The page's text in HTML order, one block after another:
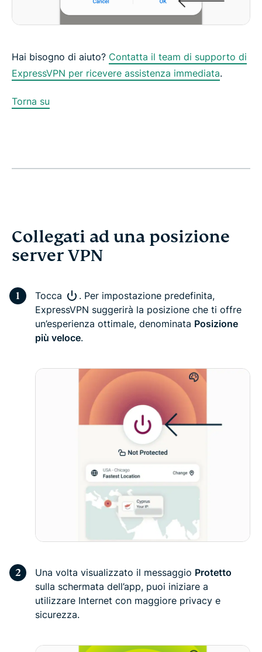
Hai bisogno di aiuto? Contatta il team di supporto di
ExpressVPN per ricevere assistenza immediata.
Torna su
Collegati ad una posizione
server VPN
Tocca
. Per impostazione predefinita,
ExpressVPN suggerirà la posizione che ti offre
un’esperienza ottimale, denominata Posizione
più veloce.
Una volta visualizzato il messaggio Protetto
sulla schermata dell’app, puoi iniziare a
utilizzare Internet con maggiore privacy e
sicurezza.